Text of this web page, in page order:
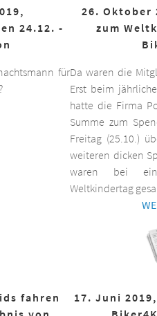
24.12. -
für
26. Oktober
zum
Da waren die
Erst beim
hatte die Firma
Summe zum
Freitag (25.10.)
weiteren dicken
waren bei
Weltkindertag
fahren
17. Juni